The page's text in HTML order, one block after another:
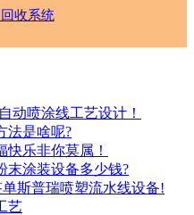
收系统
动喷涂线工艺设计！
法是啥呢?
乐非你莫属！
末涂装设备多少钱?
斯普瑞喷塑流水线设备!
艺